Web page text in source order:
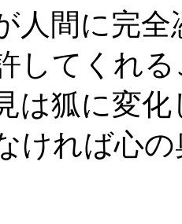
人間に完
してくれ
は狐に変
ければ心